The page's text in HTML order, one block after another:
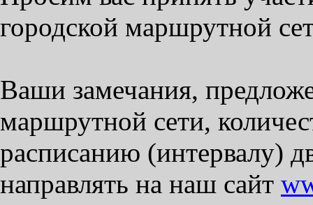
городской маршрутной
Ваши замечания,
маршрутной сети,
расписанию (интервалу)
направлять на наш сайт